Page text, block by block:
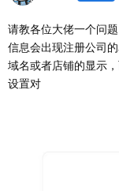
请教各位大佬一个问
信息会出现注册公司
域名或者店铺的显示
设置对